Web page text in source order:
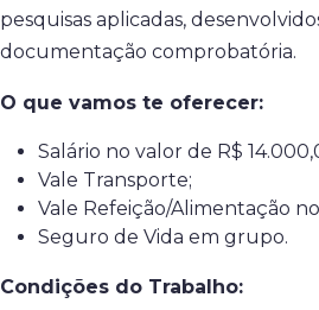
pesquisas aplicadas,
documentação comprobatória.
O que vamos te oferecer:
Salário no valor de R$
Vale Transporte;
Vale Refeição/Alimentação
Seguro de Vida em grupo.
Condições do Trabalho: